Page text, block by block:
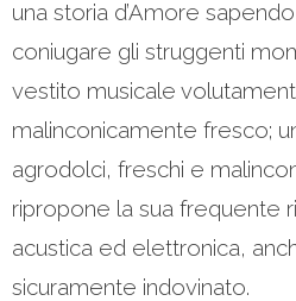
una storia d’Amore
coniugare gli struggenti
vestito musicale
malinconicamente fresco;
agrodolci, freschi e
ripropone la sua frequente
acustica ed elettronica,
sicuramente indovinato.